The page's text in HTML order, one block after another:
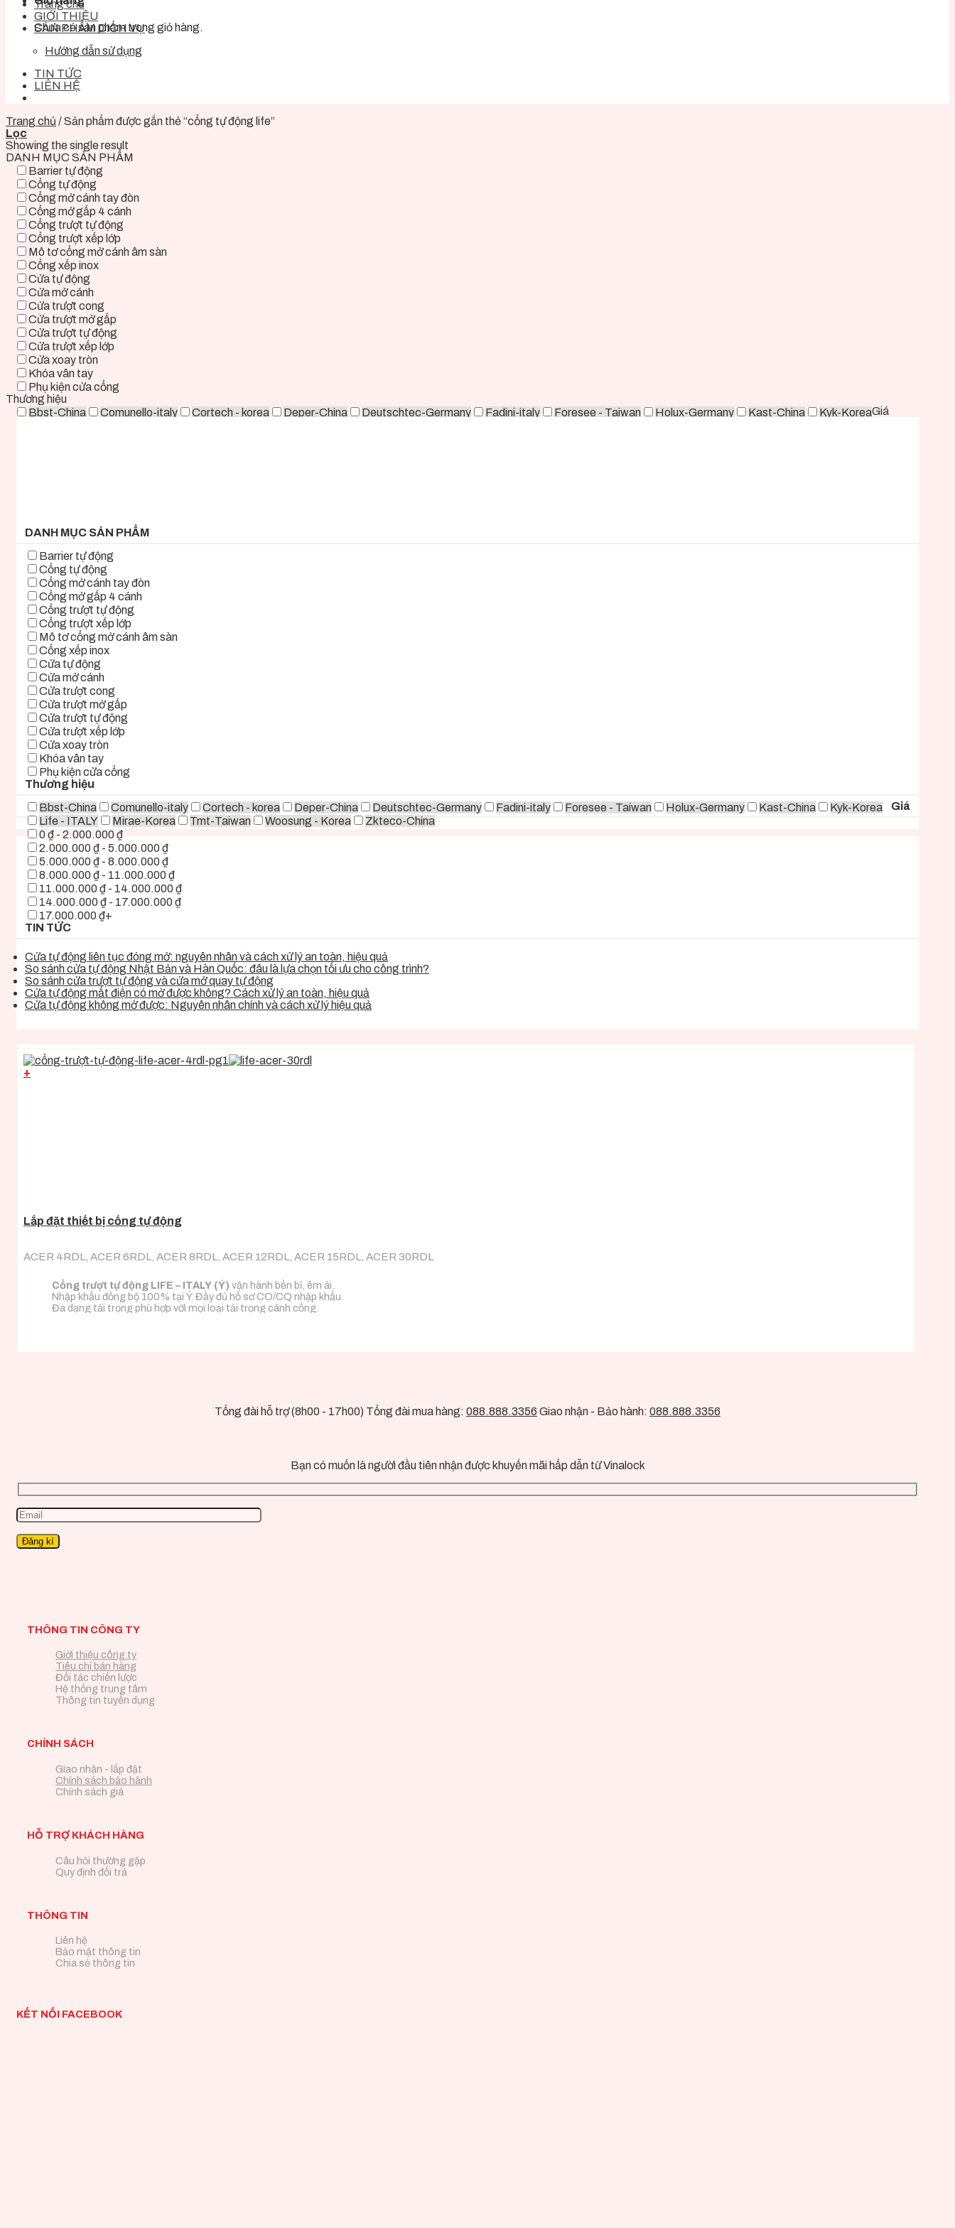
Chưa có sản phẩm trong giỏ hàng.
Trang chủ
GIỚI THIỆU
SẢN PHẨM DỊCH VỤ
Hướng dẫn sử dụng
TIN TỨC
LIÊN HỆ
Trang chủ /Sản phẩm được gắn thẻ “cổng tự động life”
Lọc
Showing the single result
DANH MỤC SẢN PHẨM
Barrier tự động
Cổng tự động
Cổng mở cánh tay đòn
Cổng mở gấp 4 cánh
Cổng trượt tự động
Cổng trượt xếp lớp
Mô tơ cổng mở cánh âm sàn
Cổng xếp inox
Cửa tự động
Cửa mở cánh
Cửa trượt cong
Cửa trượt mở gấp
Cửa trượt tự động
Cửa trượt xếp lớp
Cửa xoay tròn
Khóa vân tay
Phụ kiện cửa cổng
Thương hiệu
Bbst-China
Comunello-italy Cortech - korea Deper-China Deutschtec-Germany Fadini-italy Foresee - Taiwan Holux-Germany Kast-China
Kyk-KoreaGiá
DANH MỤC SẢN PHẨM
Barrier tự động
Cổng tự động
Cổng mở cánh tay đòn
Cổng mở gấp 4 cánh
Cổng trượt tự động
Cổng trượt xếp lớp
Mô tơ cổng mở cánh âm sàn
Cổng xếp inox
Cửa tự động
Cửa mở cánh
Cửa trượt cong
Cửa trượt mở gấp
Cửa trượt tự động
Cửa trượt xếp lớp
Cửa xoay tròn
Khóa vân tay
Phụ kiện cửa cổng
Thương hiệu
Bbst-China
Comunello-italy Cortech - korea Deper-China Deutschtec-Germany Fadini-italy Foresee - Taiwan Holux-Germany Kast-China
Kyk-Korea
Life - ITALY
Mirae-Korea Tmt-Taiwan Woosung - Korea Zkteco-China
Giá
0 ₫ - 2.000.000 ₫
2.000.000 ₫ - 5.000.000 ₫
5.000.000 ₫ - 8.000.000 ₫
8.000.000 ₫ - 11.000.000 ₫
11.000.000 ₫ - 14.000.000 ₫
14.000.000 ₫ - 17.000.000 ₫
17.000.000 ₫+
TIN TỨC
Cửa tự động liên tục đóng mở: nguyên nhân và cách xử lý an toàn, hiệu quả
So sánh cửa tự động Nhật Bản và Hàn Quốc: đâu là lựa chọn tối ưu cho công trình?
So sánh cửa trượt tự động và cửa mở quay tự động
Cửa tự động mất điện có mở được không? Cách xử lý an toàn, hiệu quả
Cửa tự động không mở được: Nguyên nhân chính và cách xử lý hiệu quả
+
Lắp đặt thiết bị cổng tự động
ACER 4RDL, ACER 6RDL, ACER 8RDL, ACER 12RDL, ACER 15RDL, ACER 30RDL
Cổng trượt tự động LIFE – ITALY (Ý) vận hành bền bỉ, êm ái.
Nhập khẩu đồng bộ 100% tại Ý. Đầy đủ hồ sơ CO/CQ nhập khẩu.
Đa dạng tải trọng phù hợp với mọi loại tải trọng cánh cổng.
Tổng đài hỗ trợ (8h00 - 17h00) Tổng đài mua hàng: 088.888.3356 Giao nhận - Bảo hành: 088.888.3356
Bạn có muốn là người đầu tiên nhận được khuyến mãi hấp dẫn từ Vinalock
THÔNG TIN CÔNG TY
Giới thiệu công ty
Tiêu chí bán hàng
Đối tác chiến lược
Hệ thống trung tâm
Thông tin tuyển dụng
CHÍNH SÁCH
Giao nhận - lắp đặt
Chính sách bảo hành
Chính sách giá
HỖ TRỢ KHÁCH HÀNG
Câu hỏi thường gặp
Quy định đổi trả
THÔNG TIN
Liên hệ
Bảo mật thông tin
Chia sẻ thông tin
KẾT NỐI FACEBOOK